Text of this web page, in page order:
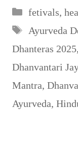
Categories
fetivals,
Tags
Ayurveda
Dhanteras 2025,
Dhanvantari
Mantra,
Ayurveda,